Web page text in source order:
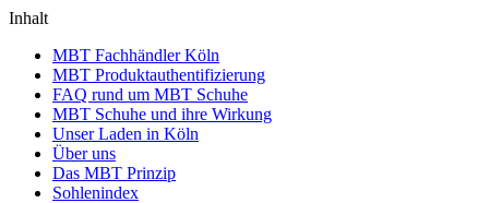
Inhalt
MBT Fachhändler Köln
MBT Produktauthentifizierung
FAQ rund um MBT Schuhe
MBT Schuhe und ihre Wirkung
Unser Laden in Köln
Über uns
Das MBT Prinzip
Sohlenindex